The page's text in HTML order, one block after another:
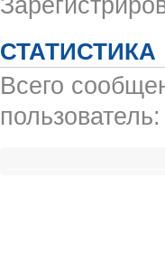
СТАТИСТИКА
Всего
пользователь: